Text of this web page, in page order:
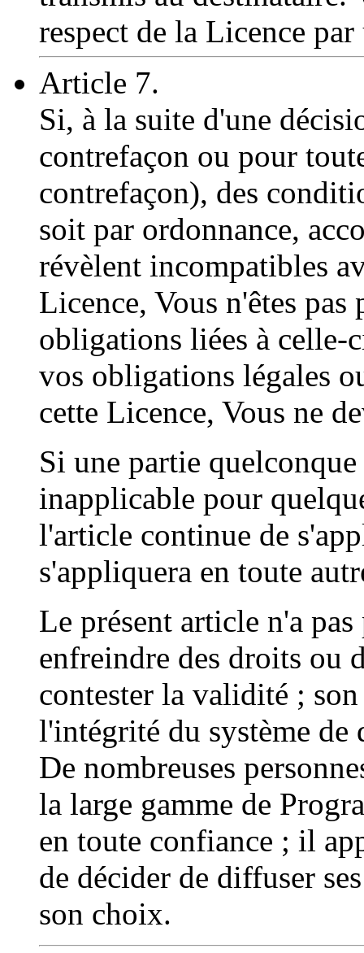
respect de la Licence
Article 7.
Si, à la suite d'une
contrefaçon ou pour
contrefaçon), des
soit par ordonnance,
révèlent incompatibles
Licence, Vous n'êtes pas
obligations liées à celle-
vos obligations légales
cette Licence, Vous ne
Si une partie
inapplicable pour
l'article continue de
s'appliquera en toute
Le présent article n'a
enfreindre des droits ou
contester la validité ;
l'intégrité du système
De nombreuses
la large gamme de
en toute confiance ; il
de décider de diffuser
son choix.